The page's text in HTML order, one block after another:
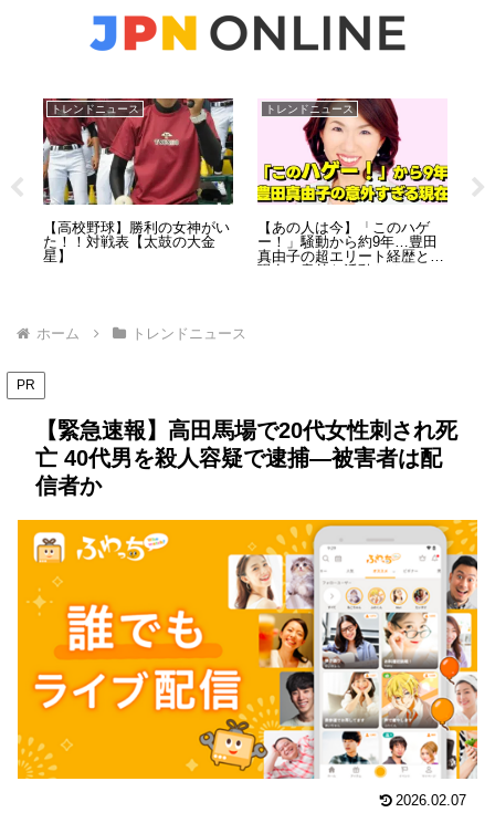
トレンドニュース
【高校野球】勝利の女神がい
た！！対戦表【太鼓の大金
星】
トレンドニュース
【あの人は今】「このハゲ
ー！」騒動から約9年…豊田
真由子の超エリート経歴と、
ホーム トレンドニュース
PR
【緊急速報】高田馬場で20代女性刺され死
亡 40代男を殺人容疑で逮捕―被害者は配
信者か
2026.02.07